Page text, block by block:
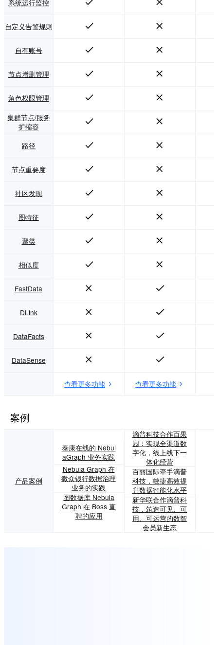
系统运行监控
自定义告警规则
自有账号
节点增删管理
角色权限管理
集群节点/服务
扩缩容
路径
节点重要度
社区发现
图特征
聚类
相似度
FastData
DLink
DataFacts
DataSense
查看更多功能 查看更多功能
案例
产品案例
泰康在线的 Nebul
aGraph 业务实践
Nebula Graph 在
微众银行数据治理
业务的实践
图数据库 Nebula
Graph 在 Boss 直
聘的应用
滴普科技合作百果
园：实现全渠道数
字化，线上线下一
体化经营
百丽国际牵手滴普
科技，敏捷高效提
升数据智能化水平
新华联合作滴普科
技，筑造可见、可
用、可运营的数智
会员新生态